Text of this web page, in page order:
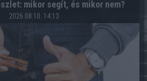
mikor segít, és mikor nem?
2026.08.10. 14:13